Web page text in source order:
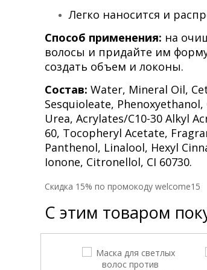
Легко наносится и
Способ применения: на
волосы и придайте им
создать объем и локоны.
Состав: Water, Mineral Oil,
Sesquioleate,
Urea, Acrylates/C10-30 Alkyl
60, Tocopheryl Acetate,
Panthenol, Linalool, Hexyl
Ionone, Citronellol, CI 60730.
Cкидка 15% по промокоду welcome15
С этим товаром